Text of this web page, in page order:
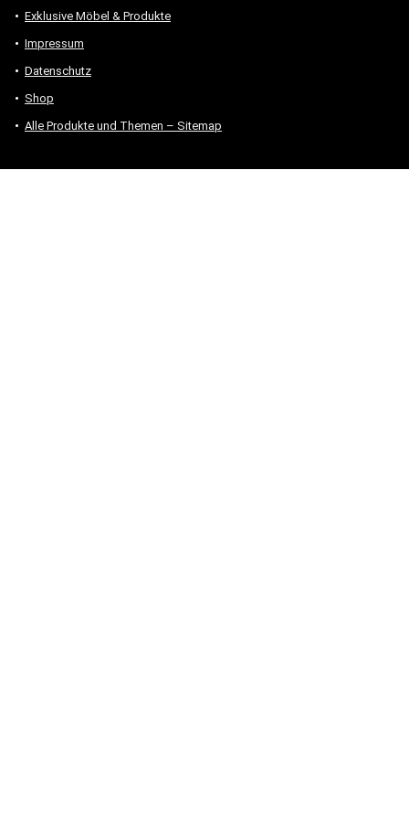
Exklusive Möbel & Produkte
Impressum
Datenschutz
Shop
Alle Produkte und Themen – Sitemap